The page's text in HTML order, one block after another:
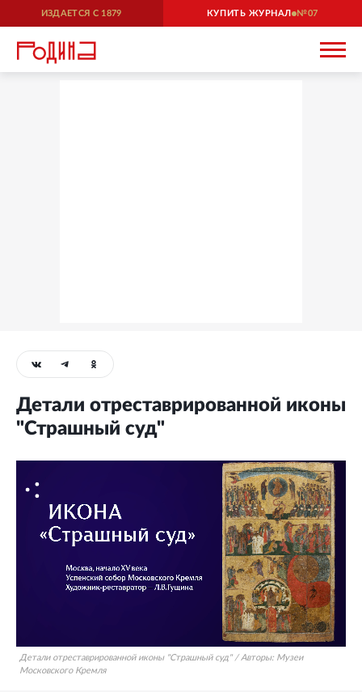
ИЗДАЕТСЯ С 1879 КУПИТЬ ЖУРНАЛ 07
Детали отреставрированной иконы
"Страшный суд"
Детали отреставрированной иконы "Страшный суд"/Авторы: Музеи
Московского Кремля